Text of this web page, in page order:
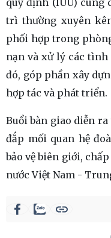
quy định (IUU) cùng
trì thường xuyên
phối hợp trong
nạn và xử lý các
đó, góp phần xây
hợp tác và phát triển.
Buổi bàn giao diễn
đắp mối quan hệ
bảo vệ biên giới,
nước Việt Nam -